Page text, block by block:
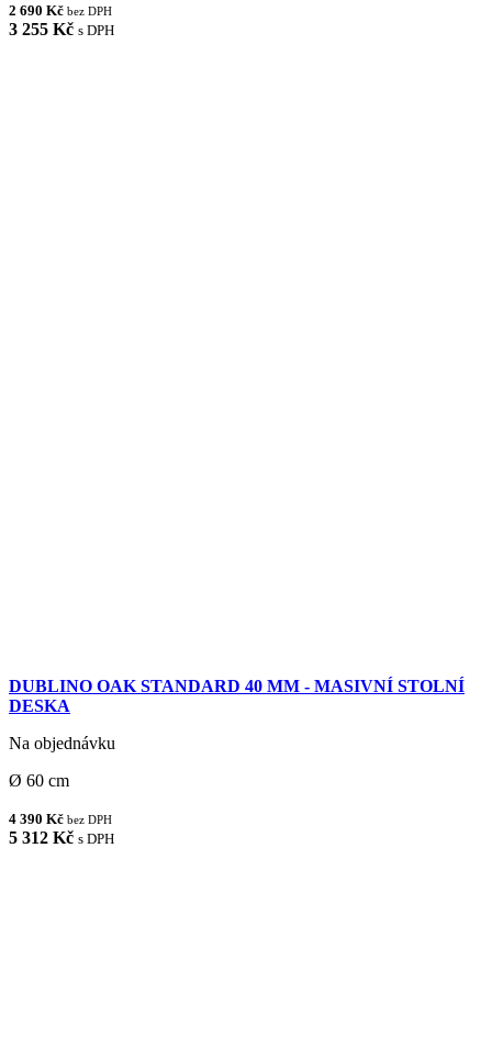
2 690 Kč bez DPH
3 255 Kč s DPH
DUBLINO OAK STANDARD 40 MM - MASIVNÍ STOLNÍ
DESKA
Na objednávku
Ø 60 cm
4 390 Kč bez DPH
5 312 Kč s DPH